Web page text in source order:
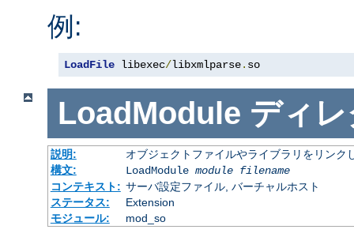
例:
LoadFile libexec/libxmlparse. so
LoadModule ディ
説明:
オブジェクトファイルやライブラリをリン
構文:
LoadModule module filename
コンテキスト: サーバ設定ファイル, バーチャルホスト
ステータス:
Extension
モジュール:
mod_so